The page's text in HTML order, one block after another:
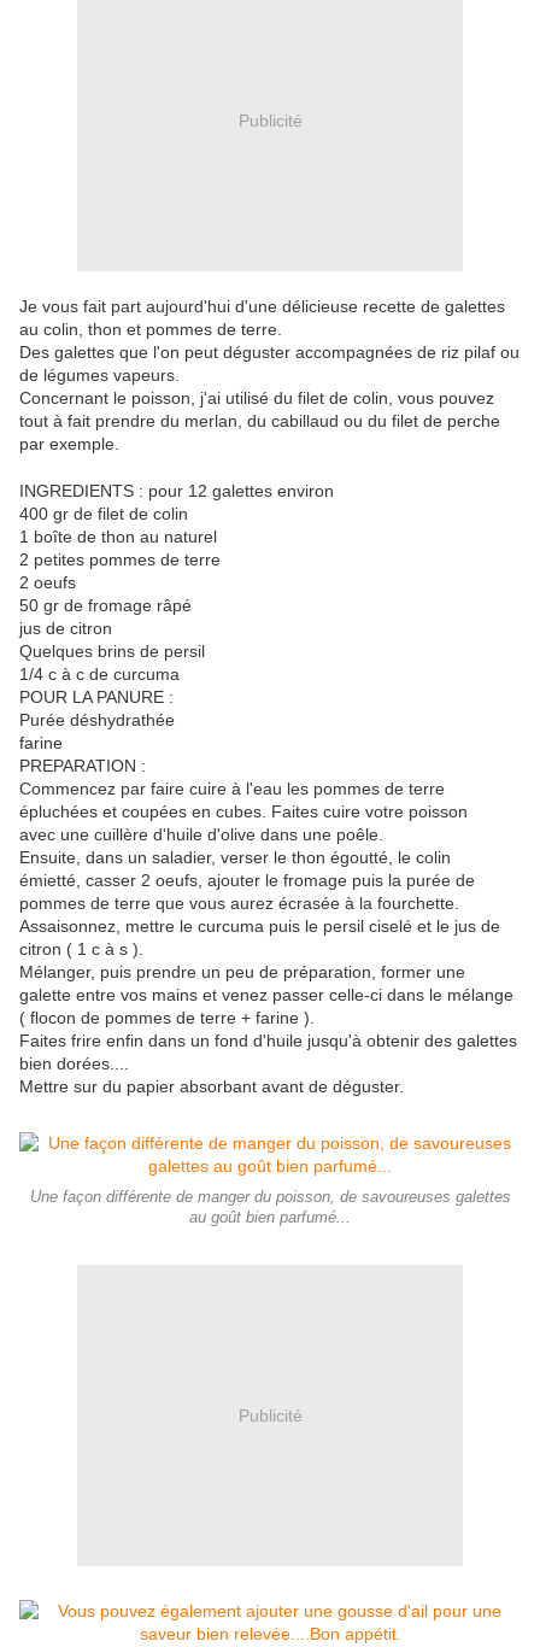
Publicité
Je vous fait part aujourd'hui d'une délicieuse recette de galettes
au colin, thon et pommes de terre.
Des galettes que l'on peut déguster accompagnées de riz pilaf ou
de légumes vapeurs.
Concernant le poisson, j'ai utilisé du filet de colin, vous pouvez
tout à fait prendre du merlan, du cabillaud ou du filet de perche
par exemple.
INGREDIENTS : pour 12 galettes environ
400 gr de filet de colin
1 boîte de thon au naturel
2 petites pommes de terre
2 oeufs
50 gr de fromage râpé
jus de citron
Quelques brins de persil
1/4 c à c de curcuma
POUR LA PANURE :
Purée déshydrathée
farine
PREPARATION :
Commencez par faire cuire à l'eau les pommes de terre
épluchées et coupées en cubes. Faites cuire votre poisson
avec une cuillère d'huile d'olive dans une poêle.
Ensuite, dans un saladier, verser le thon égoutté, le colin
émietté, casser 2 oeufs, ajouter le fromage puis la purée de
pommes de terre que vous aurez écrasée à la fourchette.
Assaisonnez, mettre le curcuma puis le persil ciselé et le jus de
citron ( 1 c à s ).
Mélanger, puis prendre un peu de préparation, former une
galette entre vos mains et venez passer celle-ci dans le mélange
( flocon de pommes de terre + farine ).
Faites frire enfin dans un fond d'huile jusqu'à obtenir des galettes
bien dorées....
Mettre sur du papier absorbant avant de déguster.
Une façon différente de manger du poisson, de savoureuses galettes
au goût bien parfumé...
Publicité